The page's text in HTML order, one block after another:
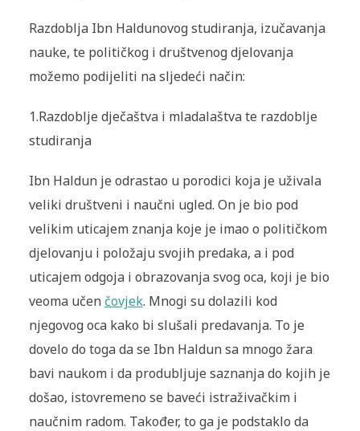
Razdoblja Ibn Haldunovog studiranja, izučavanja
nauke, te političkog i društvenog djelovanja
možemo podijeliti na sljedeći način:
1.Razdoblje dječaštva i mladalaštva te razdoblje
studiranja
Ibn Haldun je odrastao u porodici koja je uživala
veliki društveni i naučni ugled. On je bio pod
velikim uticajem znanja koje je imao o političkom
djelovanju i položaju svojih predaka, a i pod
uticajem odgoja i obrazovanja svog oca, koji je bio
veoma učen čovjek. Mnogi su dolazili kod
njegovog oca kako bi slušali predavanja. To je
dovelo do toga da se Ibn Haldun sa mnogo žara
bavi naukom i da produbljuje saznanja do kojih je
došao, istovremeno se baveći istraživačkim i
naučnim radom. Također, to ga je podstaklo da